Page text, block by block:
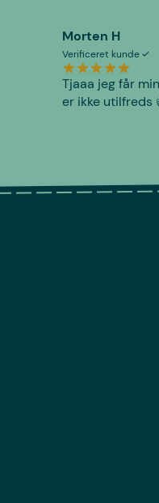
Morten H
Verificeret kunde
Tjaaa jeg får
er ikke utilfreds